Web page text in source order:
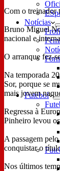
Notícias
Futebol
Com o treinador
Bruno Miguel
nacional e
O arranque fez-
Na temporada
Sor, porque se
mais jovem
Regressa à
Pinheiro levou
A passagem
conquistar o
Nos últimos